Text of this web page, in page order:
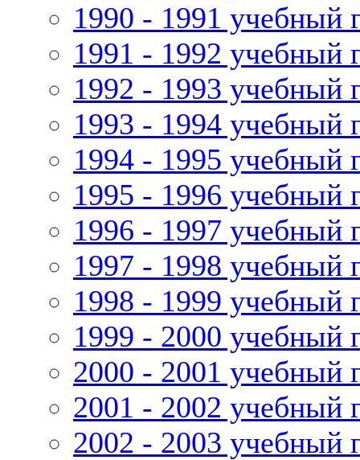
1990 - 1991 учебный
1991 - 1992 учебный
1992 - 1993 учебный
1993 - 1994 учебный
1994 - 1995 учебный
1995 - 1996 учебный
1996 - 1997 учебный
1997 - 1998 учебный
1998 - 1999 учебный
1999 - 2000 учебный
2000 - 2001 учебный
2001 - 2002 учебный
2002 - 2003 учебный